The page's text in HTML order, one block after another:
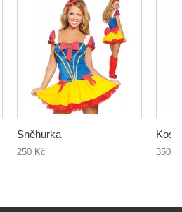
Sněhurka
250 Kč 350